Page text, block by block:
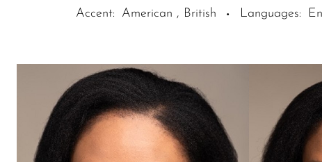
Accent: American , British · Languages: